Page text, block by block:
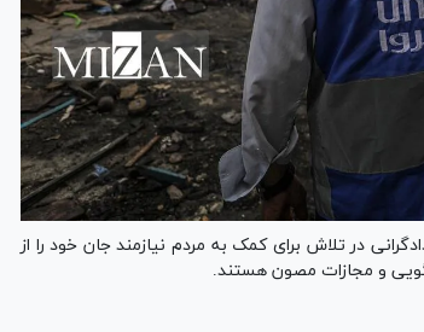
در تلاش برای کمک به مردم نیازمند جان خود را از
و مجازات مصون هستند.